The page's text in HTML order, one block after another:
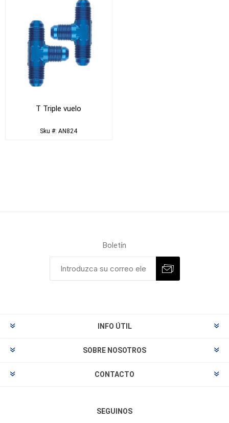
T Triple vuelo
Sku #: AN824
Boletín
INFO ÚTIL
SOBRE NOSOTROS
CONTACTO
SEGUINOS